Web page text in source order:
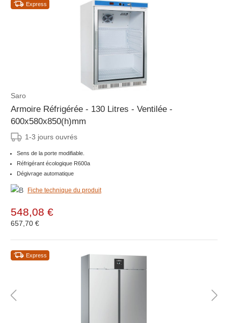
Express
Saro
Armoire Réfrigérée - 130 Litres - Ventilée -
600x580x850(h)mm
1-3 jours ouvrés
Sens de la porte modifiable.
Réfrigérant écologique R600a
Dégivrage automatique
Fiche technique du produit
548,08 €
657,70 €
Express